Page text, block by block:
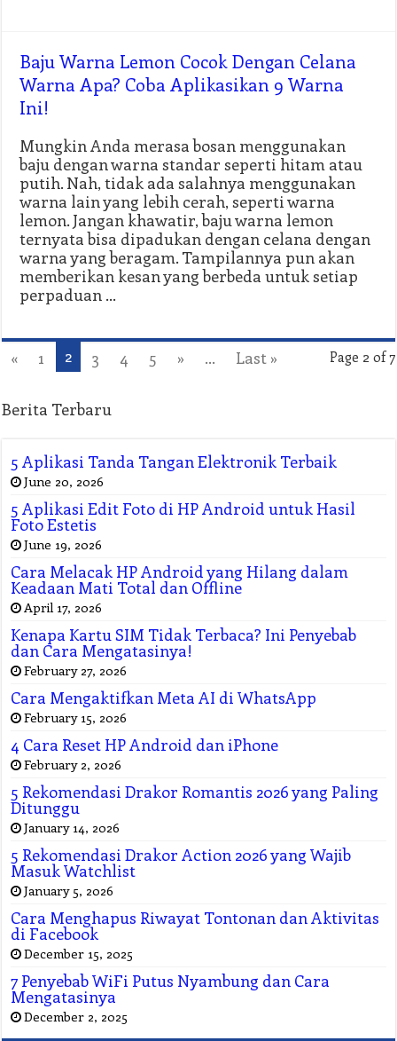
Baju Warna Lemon Cocok Dengan Celana
Warna Apa? Coba Aplikasikan 9 Warna
Ini!
Mungkin Anda merasa bosan menggunakan
baju dengan warna standar seperti hitam atau
putih. Nah, tidak ada salahnya menggunakan
warna lain yang lebih cerah, seperti warna
lemon. Jangan khawatir, baju warna lemon
ternyata bisa dipadukan dengan celana dengan
warna yang beragam. Tampilannya pun akan
memberikan kesan yang berbeda untuk setiap
perpaduan …
Page 2 of 7
« 1 2 3 4 5 » ... Last »
Berita Terbaru
5 Aplikasi Tanda Tangan Elektronik Terbaik
June 20, 2026
5 Aplikasi Edit Foto di HP Android untuk Hasil
Foto Estetis
June 19, 2026
Cara Melacak HP Android yang Hilang dalam
Keadaan Mati Total dan Offline
April 17, 2026
Kenapa Kartu SIM Tidak Terbaca? Ini Penyebab
dan Cara Mengatasinya!
February 27, 2026
Cara Mengaktifkan Meta AI di WhatsApp
February 15, 2026
4 Cara Reset HP Android dan iPhone
February 2, 2026
5 Rekomendasi Drakor Romantis 2026 yang Paling
Ditunggu
January 14, 2026
5 Rekomendasi Drakor Action 2026 yang Wajib
Masuk Watchlist
January 5, 2026
Cara Menghapus Riwayat Tontonan dan Aktivitas
di Facebook
December 15, 2025
7 Penyebab WiFi Putus Nyambung dan Cara
Mengatasinya
December 2, 2025